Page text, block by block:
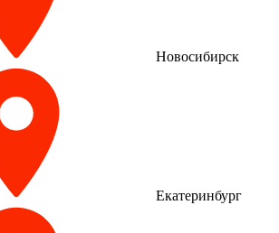
Новосибирск
Екатеринбург